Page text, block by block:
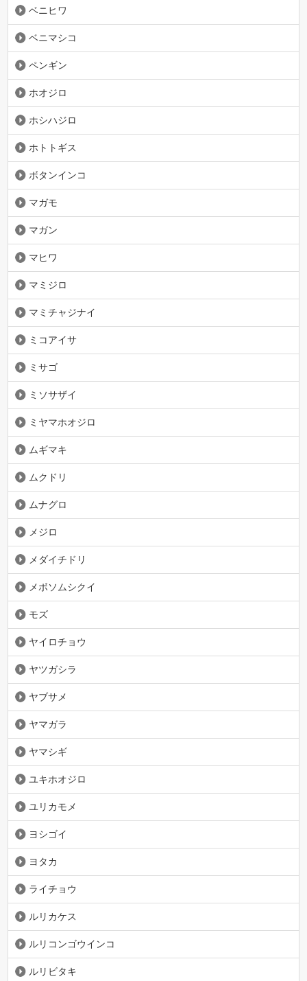
ベニヒワ
ベニマシコ
ペンギン
ホオジロ
ホシハジロ
ホトトギス
ボタンインコ
マガモ
マガン
マヒワ
マミジロ
マミチャジナイ
ミコアイサ
ミサゴ
ミソサザイ
ミヤマホオジロ
ムギマキ
ムクドリ
ムナグロ
メジロ
メダイチドリ
メボソムシクイ
モズ
ヤイロチョウ
ヤツガシラ
ヤブサメ
ヤマガラ
ヤマシギ
ユキホオジロ
ユリカモメ
ヨシゴイ
ヨタカ
ライチョウ
ルリカケス
ルリコンゴウインコ
ルリビタキ